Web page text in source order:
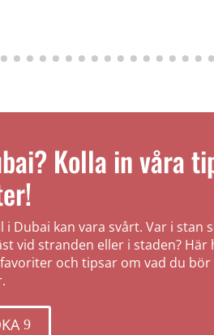
Kolla in våra
Dubai kan vara svårt. Var i stan
vid stranden eller i staden? Här
och tipsar om vad du bör